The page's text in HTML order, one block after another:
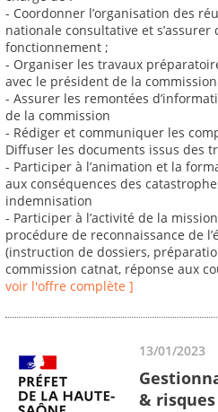
- Coordonner l’organisation des
nationale consultative et s’assurer
fonctionnement ;
- Organiser les travaux
avec le président de la
- Assurer les remontées
de la commission
- Rédiger et communiquer les
Diffuser les documents issus des
- Participer à l’animation et la
aux conséquences des
indemnisation
- Participer à l’activité de la
procédure de reconnaissance de
(instruction de dossiers,
commission catnat, réponse aux
voir l'offre complète ]
13/01/2023
&